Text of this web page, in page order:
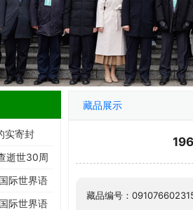
实寄封
逝世30周
际世界语
际世界语
藏品展示
藏品编号：